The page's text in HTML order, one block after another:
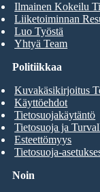
Ilmainen Kokeilu
Liiketoiminnan
Luo Työstä
Yhtyä Team
Noin
Politiikkaa
Kuvakäsikirjoitus
Käyttöehdot
Tietosuojakäytäntö
Tietosuoja ja
Esteettömyys
Tietosuoja-